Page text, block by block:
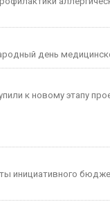
прием
района Басанг
на развитие школьных